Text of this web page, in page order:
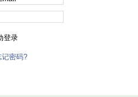
登录
记密码?